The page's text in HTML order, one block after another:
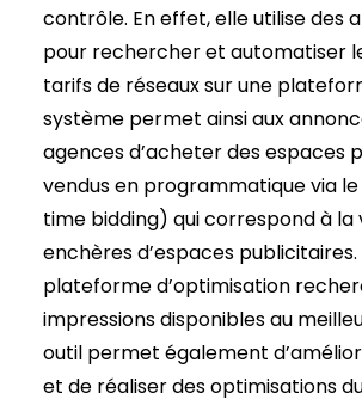
contrôle. En effet, elle utilise des
pour rechercher et automatiser
tarifs de réseaux sur une
système permet ainsi aux
agences d’acheter des espaces
vendus en programmatique via le
time bidding) qui correspond à la
enchères d’espaces publicitaires.
plateforme d’optimisation
impressions disponibles au
outil permet également
et de réaliser des optimisations